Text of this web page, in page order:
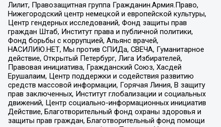
Лилит, Правозащитная группа Гражданин.Армия.Право,
Нижегородский центр немецкой и европейской культуры,
Центр гендерных исследований, Фонд защиты прав
граждан Штаб, Институт права и публичной политики,
Фонд борьбы с коррупцией, Альянс врачей,
НАСИЛИЮ.НЕТ, Мы против СПИДа, СВЕЧА, Гуманитарное
действие, Открытый Петербург, Лига Избирателей,
Правовая инициатива, Гражданский Союз, Хасдей
Ерушалаим, Центр поддержки и содействия развитию
средств массовой информации, Горячая Линия, В защиту
прав заключенных, Институт глобализации и социальных
движений, Центр социально-информационных инициатив
Действие, Благотворительный фонд охраны здоровья и
защиты прав граждан, Благотворительный фонд помощи